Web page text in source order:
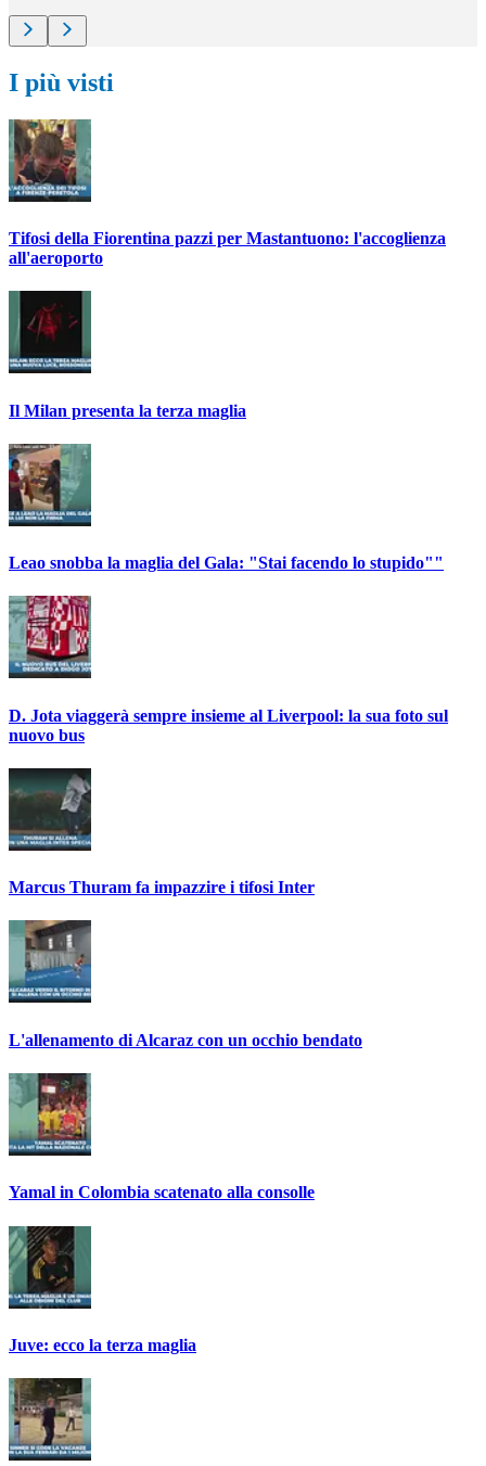
I più visti
Tifosi della Fiorentina pazzi per Mastantuono: l'accoglienza
all'aeroporto
Il Milan presenta la terza maglia
Leao snobba la maglia del Gala: "Stai facendo lo stupido""
D. Jota viaggerà sempre insieme al Liverpool: la sua foto sul
nuovo bus
Marcus Thuram fa impazzire i tifosi Inter
L'allenamento di Alcaraz con un occhio bendato
Yamal in Colombia scatenato alla consolle
Juve: ecco la terza maglia